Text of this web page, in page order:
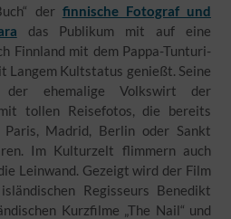
der finnische Fotograf und
das Publikum mit auf eine
Finnland mit dem Pappa-Tunturi-
Langem Kultstatus genießt. Seine
der ehemalige Volkswirt der
tollen Reisefotos, die bereits
Madrid, Berlin oder Sankt
Im Kulturzelt flimmern auch
Leinwand. Gezeigt wird der Film
isländischen Regisseurs Benedikt
Kurzfilme „The Nail“ und